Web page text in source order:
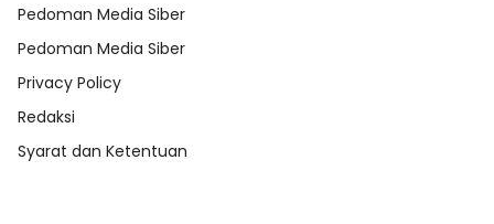
Pedoman Media Siber
Pedoman Media Siber
Privacy Policy
Redaksi
Syarat dan Ketentuan